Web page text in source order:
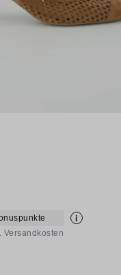
i
Versandkosten